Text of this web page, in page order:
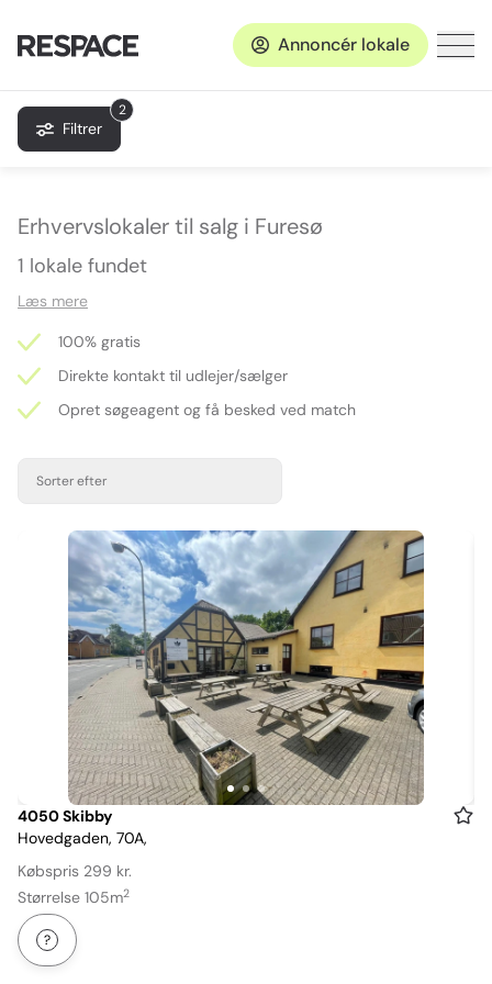
Annoncér lokale
2
Filtrer
Erhvervslokaler til salg i Furesø
1 lokale fundet
Læs mere
100% gratis
Direkte kontakt til udlejer/sælger
Opret søgeagent og få besked ved match
Sorter efter
Item
1
of
3
4050 Skibby
Hovedgaden, 70A,
Købspris 299 kr.
Størrelse 105m2